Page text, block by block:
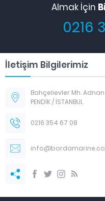
Almak İçin
0216
İletişim Bilgilerimiz
Bahçelievler Mh. Adnan
PENDİK / İSTANBUL
0216 354 67 08